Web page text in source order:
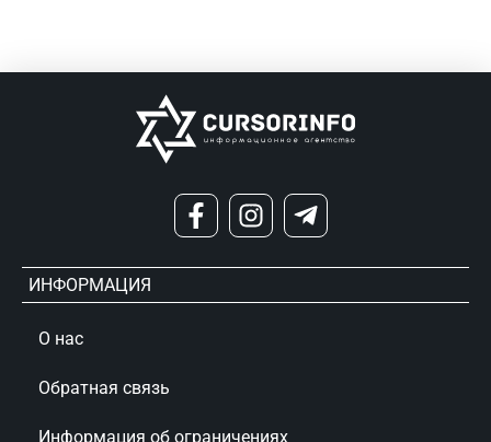
ИНФОРМАЦИЯ
О нас
Обратная связь
Информация об ограничениях